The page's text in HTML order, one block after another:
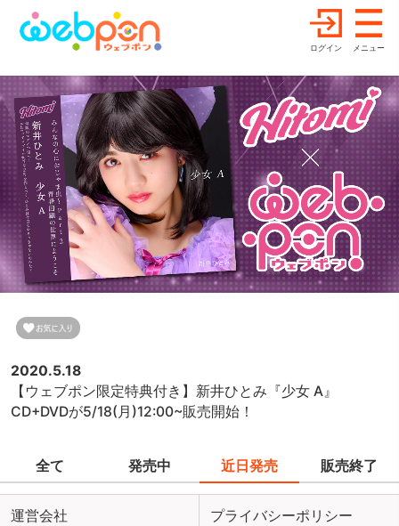
ログイン メニュー
2020.5.18
【ウェブポン限定特典付き】新井ひとみ『少女 A』
CD+DVDが5/18(月)12:00~販売開始！
全て 発売中 近日発売 販売終了
運営会社 プライバシーポリシー